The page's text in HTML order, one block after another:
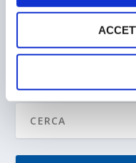
E-B & LEX